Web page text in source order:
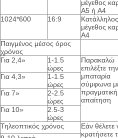
μέγεθος
A5 ή A4
1024*600 16:9
μέγεθος
A4
Παιγμένος μέσος όρος
χρόνος
Για 2,4»
1-1.5
ώρες
Παρακαλώ
επιλέξτε την
μπαταρία
σύμφωνα
πραγματική
απαίτηση
Για 4,3»
1-1.5
ώρες
Για 7»
2-2.5
ώρες
Για 10»
2.5-3
ώρες
Τηλεοπτικός χρόνος
Εάν θέλετε
κρατήσετε